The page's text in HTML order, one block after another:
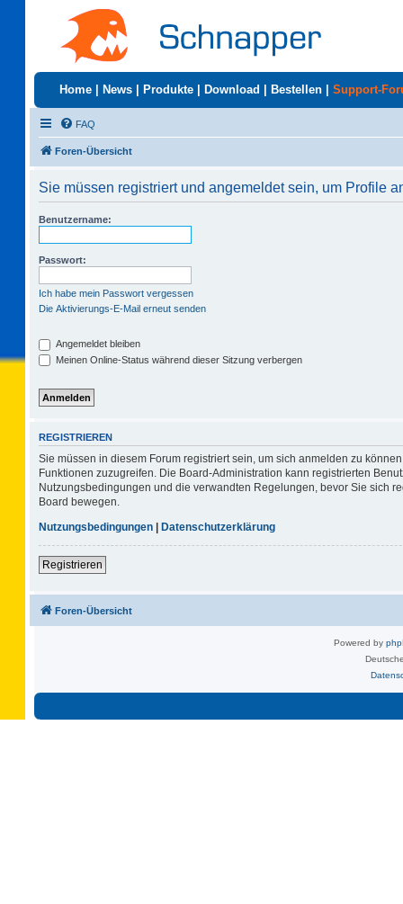
Home News Produkte Download Bestellen Support-
FAQ
Foren-Übersicht
Sie müssen registriert und angemeldet sein, um Profile
Benutzername:
Passwort:
Ich habe mein Passwort vergessen
Die Aktivierungs-E-Mail erneut senden
Angemeldet bleiben
Meinen Online-Status während dieser Sitzung verbergen
REGISTRIEREN
Sie müssen in diesem Forum registriert sein, um sich anmelden zu
Funktionen zuzugreifen. Die Board-Administration kann registrierten
Nutzungsbedingungen und die verwandten Regelungen, bevor Sie sich
Board bewegen.
Nutzungsbedingungen | Datenschutzerklärung
Registrieren
Foren-Übersicht
Powered by